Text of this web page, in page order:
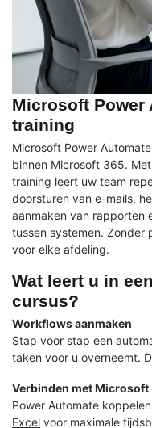
Microsoft Power
training
Microsoft Power
binnen Microsoft 365.
training leert uw team
doorsturen van e-mails,
aanmaken van rapporten
tussen systemen. Zonder
voor elke afdeling.
Wat leert u in
cursus?
Workflows aanmaken
Stap voor stap een
taken voor u overneemt.
Verbinden met Microsoft
Power Automate
Excel voor maximale